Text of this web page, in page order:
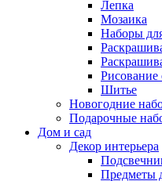
Лепка
Мозаика
Наборы
Рисование
Шитье
Новогодние
Подарочные
Дом и сад
Декор интерьера
Предметы